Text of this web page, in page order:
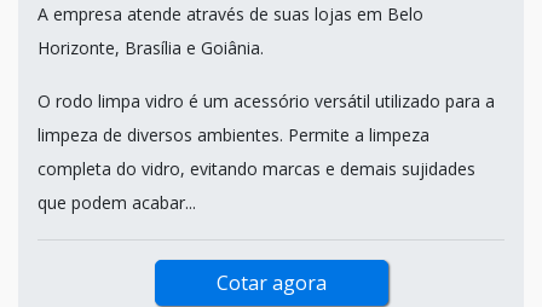
A empresa atende através de suas lojas em Belo
Horizonte, Brasília e Goiânia.
O rodo limpa vidro é um acessório versátil utilizado para a
limpeza de diversos ambientes. Permite a limpeza
completa do vidro, evitando marcas e demais sujidades
que podem acabar...
Cotar agora